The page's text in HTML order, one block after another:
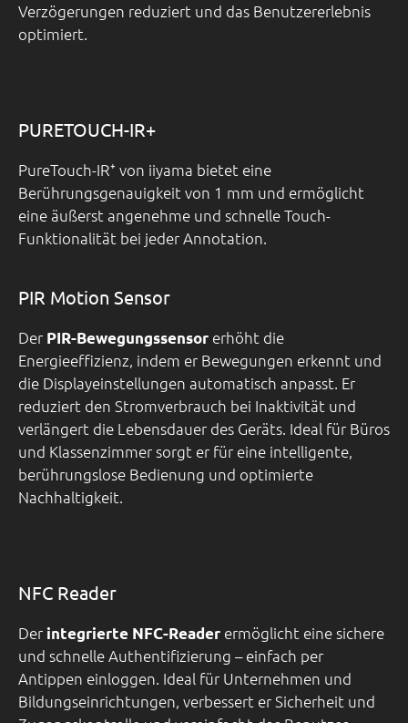
Verzögerungen reduziert und das Benutzererlebnis
optimiert.
PURETOUCH-IR+
PureTouch-IR⁺ von iiyama bietet eine
Berührungsgenauigkeit von 1 mm und ermöglicht
eine äußerst angenehme und schnelle Touch-
Funktionalität bei jeder Annotation.
PIR Motion Sensor
Der PIR-Bewegungssensor erhöht die
Energieeffizienz, indem er Bewegungen erkennt und
die Displayeinstellungen automatisch anpasst. Er
reduziert den Stromverbrauch bei Inaktivität und
verlängert die Lebensdauer des Geräts. Ideal für Büros
und Klassenzimmer sorgt er für eine intelligente,
berührungslose Bedienung und optimierte
Nachhaltigkeit.
NFC Reader
Der integrierte NFC-Reader ermöglicht eine sichere
und schnelle Authentifizierung – einfach per
Antippen einloggen. Ideal für Unternehmen und
Bildungseinrichtungen, verbessert er Sicherheit und